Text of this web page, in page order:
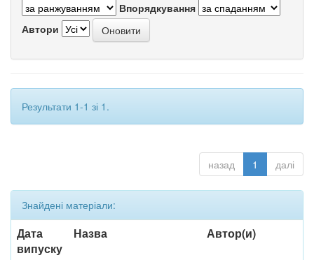
Впорядкування
Автори
Результати 1-1 зі 1.
назад 1 далі
Знайдені матеріали:
Дата
випуску
Назва Автор(и)